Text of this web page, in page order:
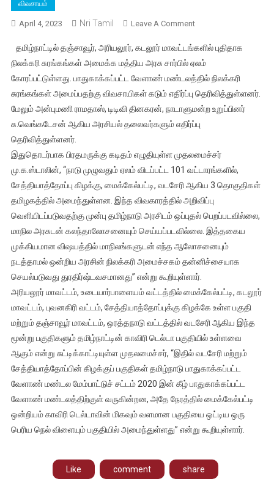
விவசாயம்
April 4, 2023 Nri Tamil Leave A CommentOn
டெல்டா
பகுதிகளில்
நிலக்கரி
சுரங்கம்
அமைக்கும்
மத்திய
திட்டத்திற்கு
தமிழ்நாட்டில் தஞ்சாவூர், அரியலூர், கடலூர் மாவட்டங்களில் புதிதாக
நிலக்கரி சுரங்கங்கள் அமைக்க மத்திய அரசு சார்பில் ஏலம்
கோரப்பட்டுள்ளது. பாதுகாக்கப்பட்ட வேளாண் மண்டலத்தில் நிலக்கரி
சுரங்கங்கள் அமைப்பதற்கு விவசாயிகள் கடும் எதிர்ப்பு தெரிவித்துள்ளனர்.
மேலும் அன்புமணி ராமதாஸ், டிடிவி தினகரன், நாடாளுமன்ற உறுப்பினர்
சு.வெங்கடேசன் ஆகிய அரசியல் தலைவர்களும் எதிர்ப்பு
தெரிவித்துள்ளனர்.
இதுதொடர்பாக பிரதமருக்கு கடிதம் எழுதியுள்ள முதலமைச்சர்
மு.க.ஸ்டாலின், “நாடு முழுவதும் ஏலம் விடப்பட்ட 101 வட்டாரங்களில்,
சேத்தியாத்தோப்பு கிழக்கு, மைக்கேல்பட்டி, வடசேரி ஆகிய 3 தொகுதிகள்
தமிழகத்தில் அமைந்துள்ளன. இந்த விவகாரத்தில் அறிவிப்பு
வெளியிடப்படுவதற்கு முன்பு தமிழ்நாடு அரசிடம் ஒப்புதல் பெறப்படவில்லை,
மாநில அரசுடன் கலந்தாலோசனையும் செய்யப்படவில்லை. இத்தகைய
முக்கியமான விஷயத்தில் மாநிலங்களுடன் எந்த ஆலோசனையும்
நடத்தாமல் ஒன்றிய அரசின் நிலக்கரி அமைச்சகம் தன்னிச்சையாக
செயல்படுவது துரதிர்ஷ்டவசமானது” என்று கூறியுள்ளார்.
அரியலூர் மாவட்டம், உடையார்பாளையம் வட்டத்தில் மைக்கேல்பட்டி, கடலூர்
மாவட்டம், புவனகிரி வட்டம், சேத்தியாத்தோப்புக்கு கிழக்கே உள்ள பகுதி
மற்றும் தஞ்சாவூர் மாவட்டம், ஒரத்தநாடு வட்டத்தில் வடசேரி ஆகிய இந்த
மூன்று பகுதிகளும் தமிழ்நாட்டின் காவிரி டெல்டா பகுதியில் உள்ளவை
ஆகும் என்று சுட்டிக்காட்டியுள்ள முதலமைச்சர், “இதில் வடசேரி மற்றும்
சேத்தியாத்தோப்பின் கிழக்குப் பகுதிகள் தமிழ்நாடு பாதுகாக்கப்பட்ட
வேளாண் மண்டல மேம்பாட்டுச் சட்டம் 2020 இன் கீழ் பாதுகாக்கப்பட்ட
வேளாண் மண்டலத்திற்குள் வருகின்றன, அதே நேரத்தில் மைக்கேல்பட்டி
ஒன்றியம் காவிரி டெல்டாவின் மிகவும் வளமான பகுதியை ஒட்டிய ஒரு
பெரிய நெல் விளையும் பகுதியில் அமைந்துள்ளது” என்று கூறியுள்ளார்.
Like comment share